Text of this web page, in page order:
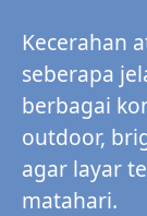
Kecerahan
seberapa
berbagai
outdoor,
agar layar
matahari.